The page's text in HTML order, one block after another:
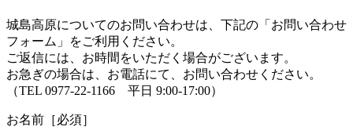
城島高原についてのお問い合わせは、下記の「お問い合わせ
フォーム」をご利用ください。
ご返信には、お時間をいただく場合がございます。
お急ぎの場合は、お電話にて、お問い合わせください。
（TEL 0977-22-1166 平日 9:00-17:00）
お名前 ［必須］